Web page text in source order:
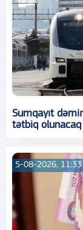
Sumqayıt
tətbiq olunacaq
5-08-2026, 11:33